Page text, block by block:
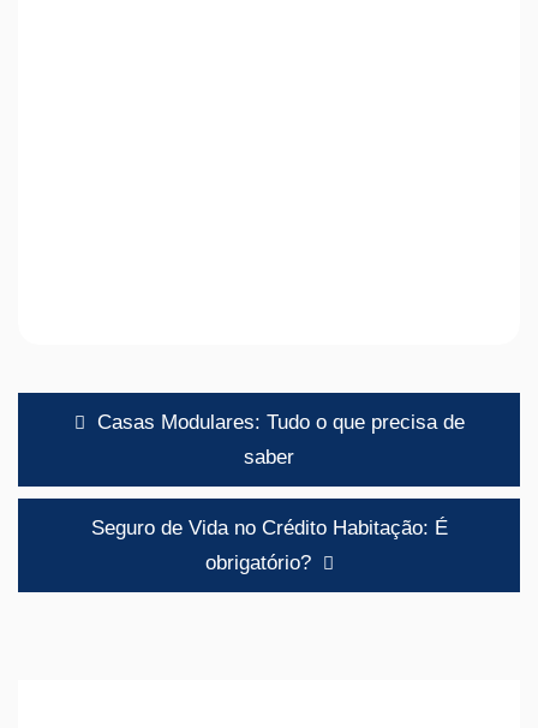
Navegação
artigos
Casas Modulares: Tudo o que precisa de
saber
Seguro de Vida no Crédito Habitação: É
obrigatório?